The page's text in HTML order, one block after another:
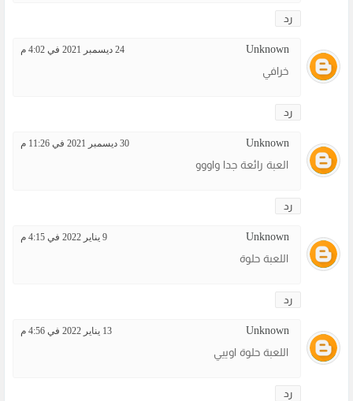
رد
Unknown 24 ديسمبر 2021 في 4:02 م
خرافي
رد
Unknown 30 ديسمبر 2021 في 11:26 م
العبة رائعة جدا واووو
رد
Unknown 9 يناير 2022 في 4:15 م
اللعبة حلوة
رد
Unknown 13 يناير 2022 في 4:56 م
اللعبة حلوة اوييي
رد